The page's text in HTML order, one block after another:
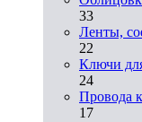
33
Ленты,
22
Ключи
24
Провода
17